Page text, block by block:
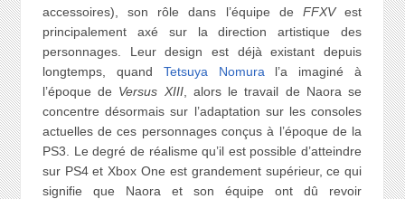
accessoires), son rôle dans l’équipe de FFXVest
principalement axé sur la direction artistique des
personnages. Leur design est déjà existant depuis
longtemps, quand Tetsuya Nomura l’a imaginé à
l’époque de Versus XIII, alors le travail de Naora se
concentre désormais sur l’adaptation sur les consoles
actuelles de ces personnages conçus à l’époque de la
PS3. Le degré de réalisme qu’il est possible d’atteindre
sur PS4 et Xbox One est grandement supérieur, ce qui
signifie que Naora et son équipe ont dû revoir